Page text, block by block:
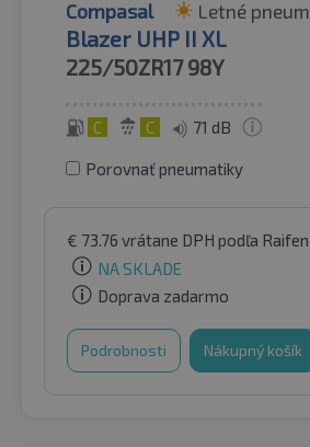
Compasal Letné
Blazer UHP II XL
225/50ZR17 98Y
C C 71 dB
Porovnať pneumatiky
€ 73.76 vrátane DPH podľa
NA SKLADE
Doprava zadarmo
Podrobnosti Nákupný košík